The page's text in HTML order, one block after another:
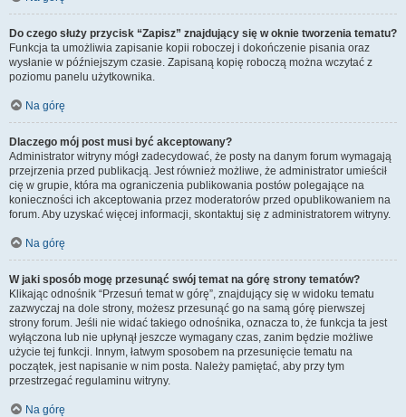
Do czego służy przycisk “Zapisz” znajdujący się w oknie tworzenia tematu?
Funkcja ta umożliwia zapisanie kopii roboczej i dokończenie pisania oraz
wysłanie w późniejszym czasie. Zapisaną kopię roboczą można wczytać z
poziomu panelu użytkownika.
Na górę
Dlaczego mój post musi być akceptowany?
Administrator witryny mógł zadecydować, że posty na danym forum wymagają
przejrzenia przed publikacją. Jest również możliwe, że administrator umieścił
cię w grupie, która ma ograniczenia publikowania postów polegające na
konieczności ich akceptowania przez moderatorów przed opublikowaniem na
forum. Aby uzyskać więcej informacji, skontaktuj się z administratorem witryny.
Na górę
W jaki sposób mogę przesunąć swój temat na górę strony tematów?
Klikając odnośnik “Przesuń temat w górę”, znajdujący się w widoku tematu
zazwyczaj na dole strony, możesz przesunąć go na samą górę pierwszej
strony forum. Jeśli nie widać takiego odnośnika, oznacza to, że funkcja ta jest
wyłączona lub nie upłynął jeszcze wymagany czas, zanim będzie możliwe
użycie tej funkcji. Innym, łatwym sposobem na przesunięcie tematu na
początek, jest napisanie w nim posta. Należy pamiętać, aby przy tym
przestrzegać regulaminu witryny.
Na górę